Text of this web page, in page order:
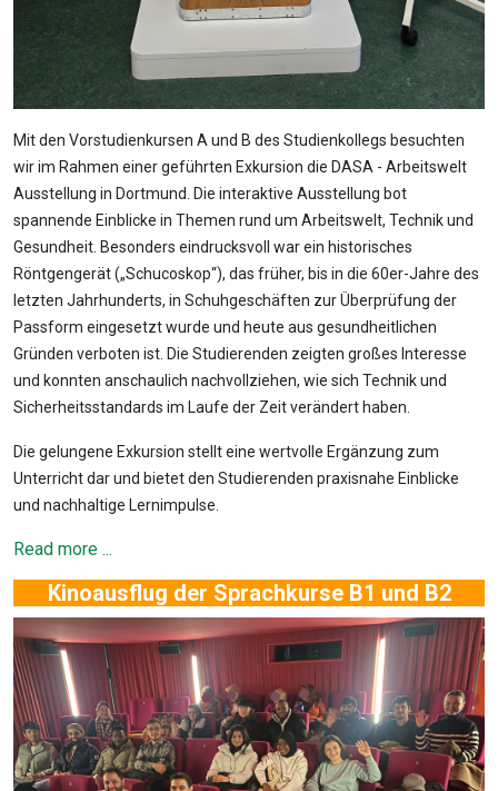
Mit den Vorstudienkursen A und B des Studienkollegs besuchten
wir im Rahmen einer geführten Exkursion die DASA - Arbeitswelt
Ausstellung in Dortmund. Die interaktive Ausstellung bot
spannende Einblicke in Themen rund um Arbeitswelt, Technik und
Gesundheit. Besonders eindrucksvoll war ein historisches
Röntgengerät („Schucoskop“), das früher, bis in die 60er-Jahre des
letzten Jahrhunderts, in Schuhgeschäften zur Überprüfung der
Passform eingesetzt wurde und heute aus gesundheitlichen
Gründen verboten ist. Die Studierenden zeigten großes Interesse
und konnten anschaulich nachvollziehen, wie sich Technik und
Sicherheitsstandards im Laufe der Zeit verändert haben.
Die gelungene Exkursion stellt eine wertvolle Ergänzung zum
Unterricht dar und bietet den Studierenden praxisnahe Einblicke
und nachhaltige Lernimpulse.
Read more ...
Kinoausflug der Sprachkurse B1 und B2